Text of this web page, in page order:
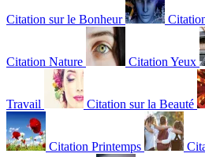
Citation sur le Bonheur
Citation Nature Citation Yeux
Travail Citation sur la Beauté
Citation Printemps